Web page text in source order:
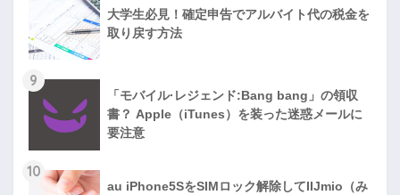
大学生必見！確定申告でアルバイト代の税金を
取り戻す方法
9
「モバイル·レジェンド:Bang bang」の領収
書？ Apple（iTunes）を装った迷惑メールに
要注意
10
au iPhone5SをSIMロック解除してIIJmio（み